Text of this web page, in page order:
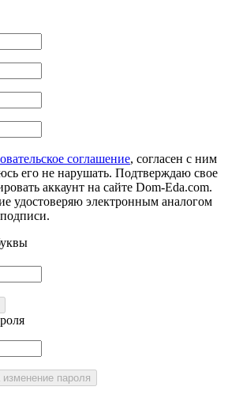
соглашение, согласен с ним
его не нарушать. Подтверждаю свое
аккаунт на сайте Dom-Eda.com.
удостоверяю электронным аналогом
пароля